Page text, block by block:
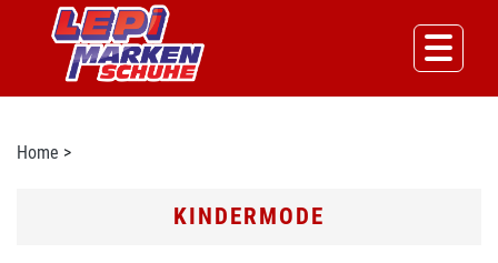
Home >
KINDERMODE